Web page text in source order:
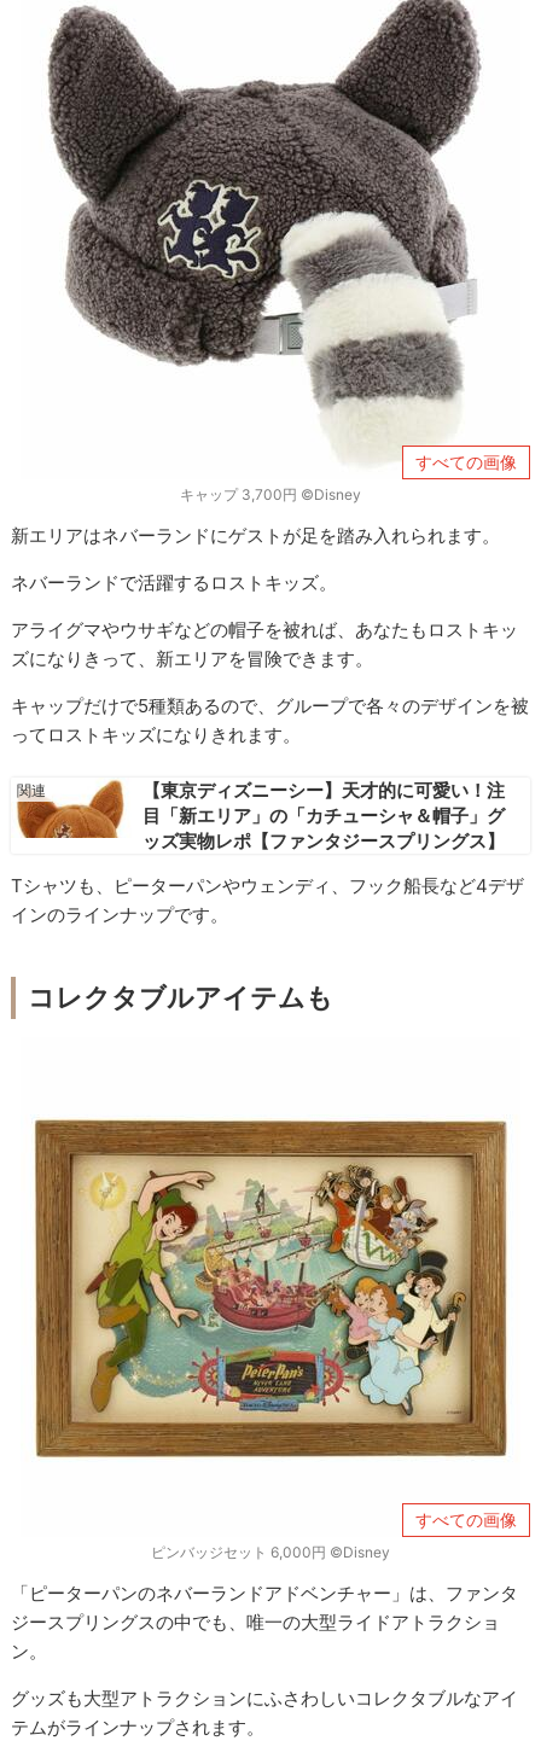
すべての画像
キャップ 3,700円 ©Disney
新エリアはネバーランドにゲストが足を踏み入れられます。
ネバーランドで活躍するロストキッズ。
アライグマやウサギなどの帽子を被れば、あなたもロストキッ
ズになりきって、新エリアを冒険できます。
キャップだけで5種類あるので、グループで各々のデザインを被
ってロストキッズになりきれます。
【東京ディズニーシー】天才的に可愛い！注
目「新エリア」の「カチューシャ＆帽子」グ
ッズ実物レポ【ファンタジースプリングス】
Tシャツも、ピーターパンやウェンディ、フック船長など4デザ
インのラインナップです。
コレクタブルアイテムも
すべての画像
ピンバッジセット 6,000円 ©Disney
「ピーターパンのネバーランドアドベンチャー」は、ファンタ
ジースプリングスの中でも、唯一の大型ライドアトラクショ
ン。
グッズも大型アトラクションにふさわしいコレクタブルなアイ
テムがラインナップされます。